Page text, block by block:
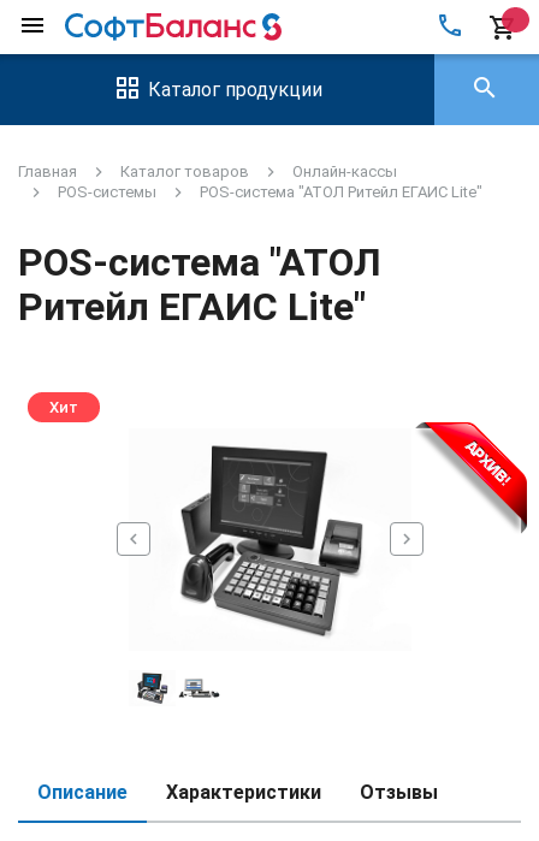
menu local_phone shopping_cart
Каталог продукции search
Главная Каталог товаров
Онлайн-кассы
POS-системы
POS-система "АТОЛ Ритейл ЕГАИС Lite"
Хит
chevron_left chevron_right
POS-система "АТОЛ
Ритейл ЕГАИС Lite"
Описание Характеристики Отзывы